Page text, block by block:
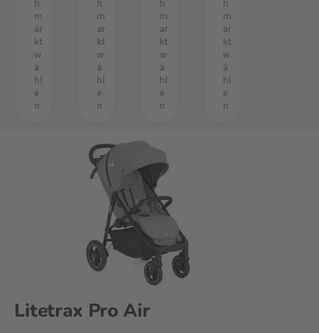
h
m
ar
kt
w
ä
hl
e
n
h
m
ar
kt
w
ä
hl
e
n
h
m
ar
kt
w
ä
hl
e
n
h
m
ar
kt
w
ä
hl
e
n
Litetrax Pro Air